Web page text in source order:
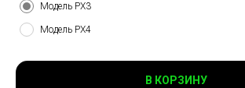
Модель РХ3
Модель РХ4
В КОРЗИНУ